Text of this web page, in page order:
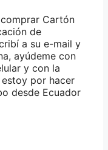
Cartón
de
a su e-mail y
ayúdeme con
y con la
por hacer
desde Ecuador